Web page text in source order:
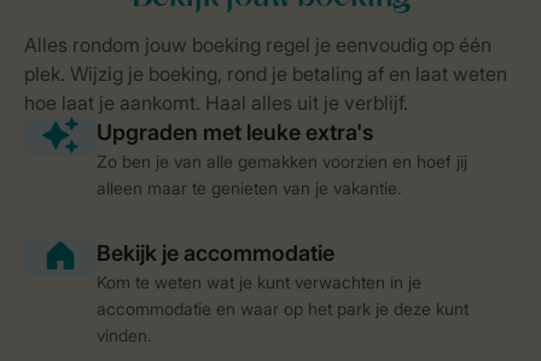
Zo ben je van alle gemakken voorzien en hoef jij
alleen maar te genieten van je vakantie.
Kom te weten wat je kunt verwachten in je
accommodatie en waar op het park je deze kunt
vinden.